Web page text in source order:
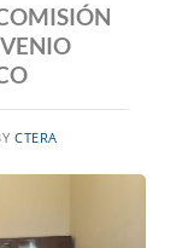
CTERA